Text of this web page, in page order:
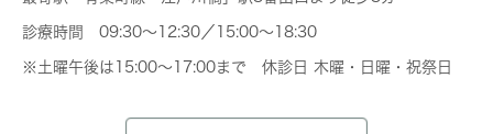
診療時間 09:30～12:30／15:00～18:30
※土曜午後は15:00～17:00まで 休診日 木曜・日曜・祝祭日